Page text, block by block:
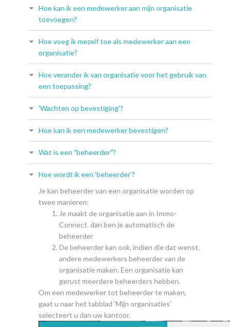
Hoe kan ik een medewerker aan mijn organisatie
toevoegen?
Hoe voeg ik mezelf toe als medewerker aan een
organisatie?
Hoe verander ik van organisatie voor het gebruik van
een toepassing?
'Wachten op bevestiging'?
Hoe kan ik een medewerker bevestigen?
Wat is een "beheerder"?
Hoe wordt ik een 'beheerder'?
Je kan beheerder van een organisatie worden op
twee manieren:
Je maakt de organisatie aan in Immo-
Connect. dan ben je automatisch de
beheerder
De beheerder kan ook, indien die dat wenst,
andere medewerkers beheerder van de
organisatie maken. Een organisatie kan
gerust meerdere beheerders hebben.
Om een medewerker tot beheerder te maken,
gaat u naar het tabblad 'Mijn organisaties'
selecteert u dan uw kantoor.